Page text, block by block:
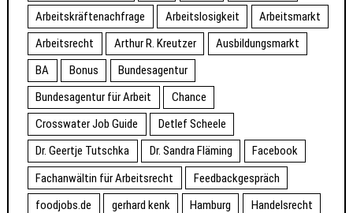
Arbeitskräftenachfrage
Arbeitslosigkeit
Arbeitsmarkt
Arbeitsrecht
Arthur R. Kreutzer
Ausbildungsmarkt
BA
Bonus
Bundesagentur
Bundesagentur für Arbeit
Chance
Crosswater Job Guide
Detlef Scheele
Dr. Geertje Tutschka
Dr. Sandra Fläming
Facebook
Fachanwältin für Arbeitsrecht
Feedbackgespräch
foodjobs.de
gerhard kenk Hamburg
Handelsrecht